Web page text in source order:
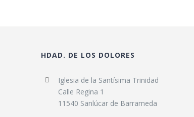
HDAD. DE LOS DOLORES
Iglesia de la Santísima Trinidad
Calle Regina 1
11540 Sanlúcar de Barrameda